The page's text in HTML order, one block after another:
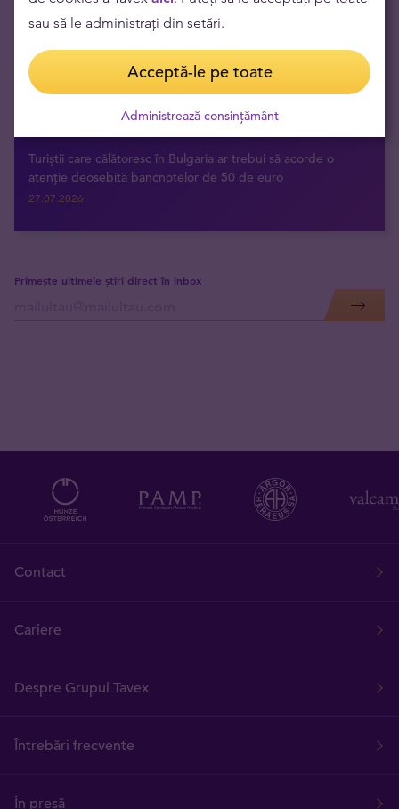
startupurilor
Ce sunt valorile mobiliare: definiție și concepte esențiale
30.07.2026
Tipuri de investiții și cum să o alegi
Turiștii care călătoresc în Bulgaria ar trebui să acorde o
atenție deosebită bancnotelor de 50 de euro
27.07.2026
Primește ultimele știri direct în inbox
Contact
Cariere
Despre Grupul Tavex
Întrebări frecvente
În presă
sau să le administrați din setări.
Acceptă-le pe toate
Administrează consințământ